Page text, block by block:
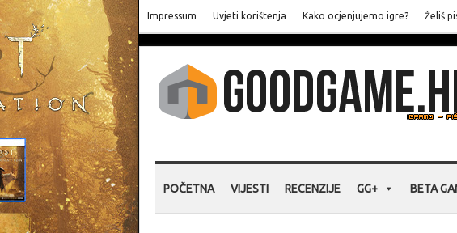
Impressum Uvjeti korištenja Kako ocjenjujemo igre? Želiš
POČETNA VIJESTI RECENZIJE GG+ BETA